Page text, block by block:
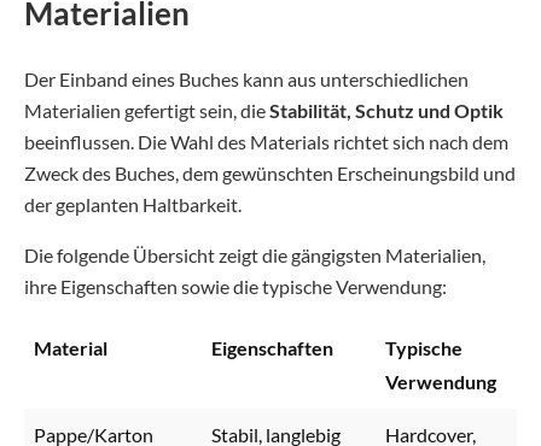
Materialien
Der Einband eines Buches kann aus unterschiedlichen
Materialien gefertigt sein, dieStabilität, Schutz und Optik
beeinflussen. Die Wahl des Materials richtet sich nach dem
Zweck des Buches, dem gewünschten Erscheinungsbild und
der geplanten Haltbarkeit.
Die folgende Übersicht zeigt die gängigsten Materialien,
ihre Eigenschaften sowie die typische Verwendung:
Material Eigenschaften
Typische
Verwendung
Pappe/Karton Stabil, langlebig Hardcover,